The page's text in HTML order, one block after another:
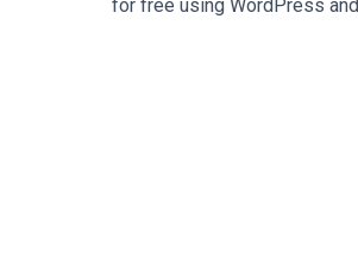
for free using WordPress and